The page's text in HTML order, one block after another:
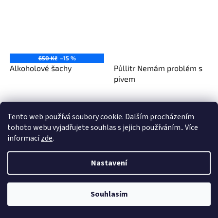
Tento web používá soubory cookie. Dalším procházením
tohoto webu vyjadřujete souhlas s jejich používáním.. Více
informacízde.
Nastavení
Souhlasím
650 Kč –15 %
Alkoholové šachy
Do košíku
Půllitr Nemám problém s
pivem
Do košíku
Tip Výprodej